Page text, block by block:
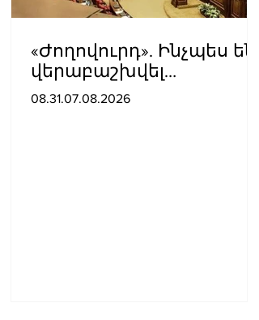
«Ժողովուրդ». Ինչպես են
վերաբաշխվել
աշխատասենյակները
08.31.07.08.2026